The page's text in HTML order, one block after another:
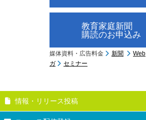
教育家庭新聞
購読のお申込み
媒体資料・広告料金 新聞 Web
ガ
セミナー
情報・リリース投稿